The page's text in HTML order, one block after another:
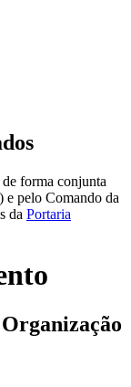
forma conjunta
pelo Comando da
da Portaria